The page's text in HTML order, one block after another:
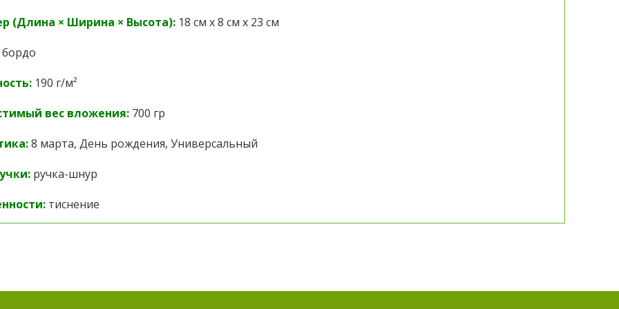
(Длина × Ширина × Высота): 18 см х 8 см х 23 см
бордо
190 г/м²
вес вложения: 700 гр
8 марта, День рождения, Универсальный
ручка-шнур
тиснение